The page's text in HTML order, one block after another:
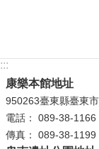
性
別
平
:::
康樂本館地址
950263臺東縣臺東
電話： 089-38-1166
傳真： 089-38-1199